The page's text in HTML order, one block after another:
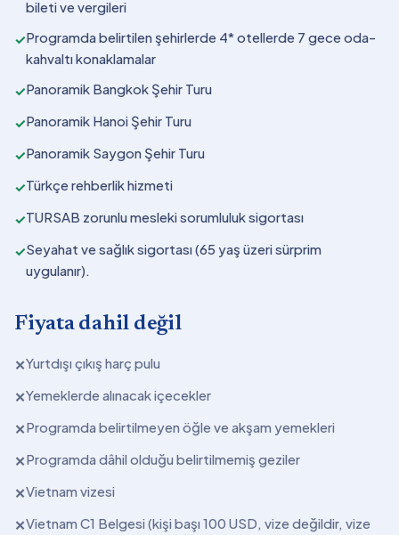
bileti ve vergileri
✓Programda belirtilen şehirlerde 4* otellerde 7 gece oda-
kahvaltı konaklamalar
✓Panoramik Bangkok Şehir Turu
✓Panoramik Hanoi Şehir Turu
✓Panoramik Saygon Şehir Turu
✓Türkçe rehberlik hizmeti
✓TURSAB zorunlu mesleki sorumluluk sigortası
✓Seyahat ve sağlık sigortası (65 yaş üzeri sürprim
uygulanır).
Fiyata dahil değil
✕Yurtdışı çıkış harç pulu
✕Yemeklerde alınacak içecekler
✕Programda belirtilmeyen öğle ve akşam yemekleri
✕Programda dâhil olduğu belirtilmemiş geziler
✕Vietnam vizesi
✕Vietnam C1 Belgesi (kişi başı 100 USD, vize değildir, vize